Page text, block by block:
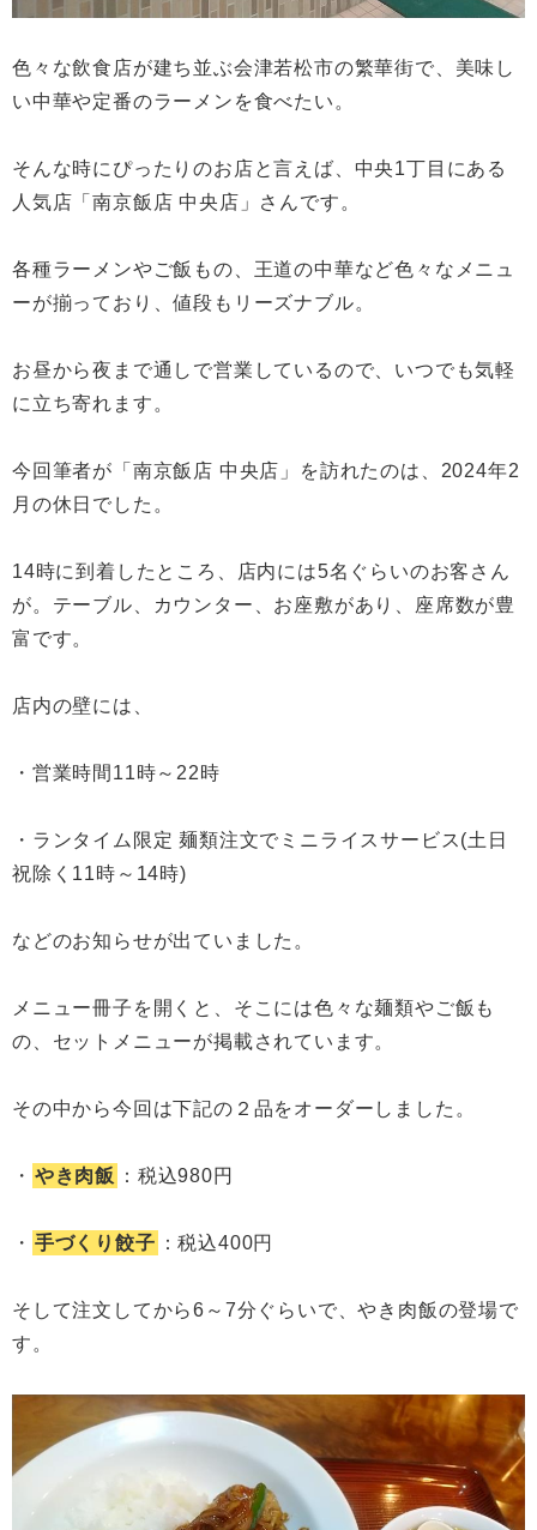
色々な飲食店が建ち並ぶ会津若松市の繁華街で、美味し
い中華や定番のラーメンを食べたい。
そんな時にぴったりのお店と言えば、中央1丁目にある
人気店「南京飯店 中央店」さんです。
各種ラーメンやご飯もの、王道の中華など色々なメニュ
ーが揃っており、値段もリーズナブル。
お昼から夜まで通しで営業しているので、いつでも気軽
に立ち寄れます。
今回筆者が「南京飯店 中央店」を訪れたのは、2024年2
月の休日でした。
14時に到着したところ、店内には5名ぐらいのお客さん
が。テーブル、カウンター、お座敷があり、座席数が豊
富です。
店内の壁には、
・営業時間11時～22時
・ランタイム限定 麺類注文でミニライスサービス(土日
祝除く11時～14時)
などのお知らせが出ていました。
メニュー冊子を開くと、そこには色々な麺類やご飯も
の、セットメニューが掲載されています。
その中から今回は下記の２品をオーダーしました。
・ やき肉飯 ：税込980円
・ 手づくり餃子 ：税込400円
そして注文してから6～7分ぐらいで、やき肉飯の登場で
す。